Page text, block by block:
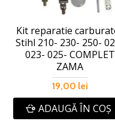
Kit reparatie
Stihl 210- 230- 250-
023- 025- COMPLET
ZAMA
19,00 lei
ADAUGĂ ÎN COŞ